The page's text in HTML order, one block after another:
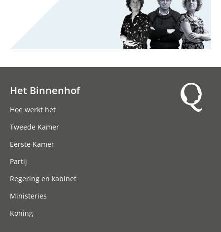
Het Binnenhof
Hoe werkt het
Tweede Kamer
Eerste Kamer
Partij
Regering en kabinet
Ministeries
Koning